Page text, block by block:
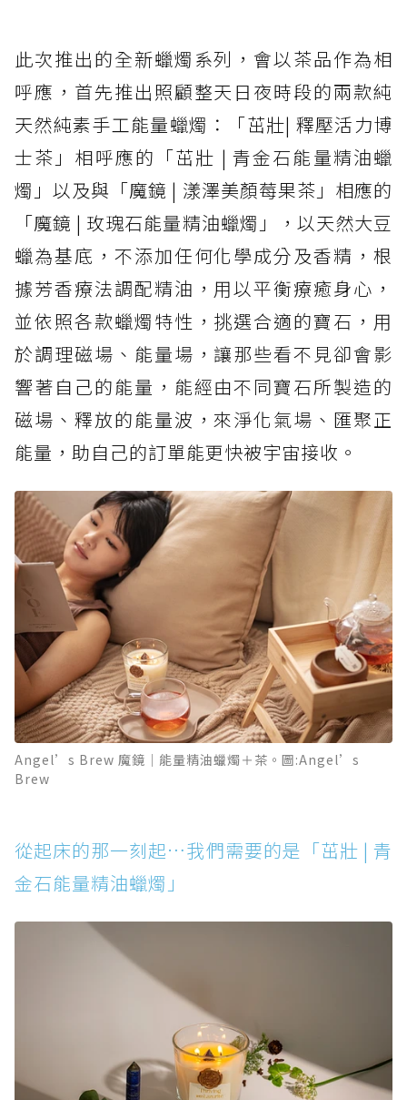
此次推出的全新蠟燭系列，會以茶品作為相
呼應，首先推出照顧整天日夜時段的兩款純
天然純素手工能量蠟燭：「茁壯| 釋壓活力博
士茶」相呼應的「茁壯 | 青金石能量精油蠟
燭」以及與「魔鏡 | 漾澤美顏莓果茶」相應的
「魔鏡 | 玫瑰石能量精油蠟燭」，以天然大豆
蠟為基底，不添加任何化學成分及香精，根
據芳香療法調配精油，用以平衡療癒身心，
並依照各款蠟燭特性，挑選合適的寶石，用
於調理磁場、能量場，讓那些看不見卻會影
響著自己的能量，能經由不同寶石所製造的
磁場、釋放的能量波，來淨化氣場、匯聚正
能量，助自己的訂單能更快被宇宙接收。
Angel’s Brew 魔鏡｜能量精油蠟燭＋茶。圖:Angel’s
Brew
從起床的那一刻起…我們需要的是「茁壯 | 青
金石能量精油蠟燭」